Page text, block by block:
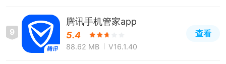
9
腾讯手机管家app
5.4
88.62 MB V16.1.40
查看